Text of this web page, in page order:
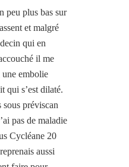
peu plus bas sur
et malgré
qui en
il me
une embolie
qui s’est dilaté.
préviscan
pas de maladie
Cycléane 20
aussi